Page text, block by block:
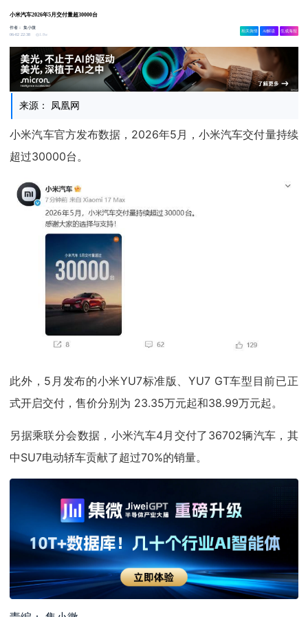
小米汽车2026年5月交付量超30000台
作者：集小微
06-02 22:38
1.8w
相关舆情 AI解读 生成海报
来源： 凤凰网
小米汽车官方发布数据，2026年5月，小米汽车交付量持续
超过30000台。
此外，5月发布的小米YU7标准版、YU7 GT车型目前已正
式开启交付，售价分别为 23.35万元起和38.99万元起。
另据乘联分会数据，小米汽车4月交付了36702辆汽车，其
中SU7电动轿车贡献了超过70%的销量。